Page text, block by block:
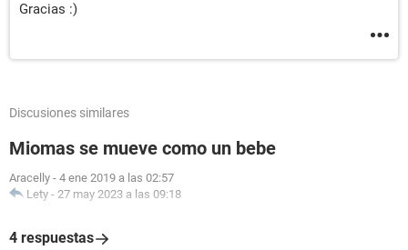
Gracias :)
Discusiones similares
Miomas se mueve como un bebe
Aracelly - 4 ene 2019 a las 02:57
Lety - 27 may 2023 a las 09:18
4 respuestas